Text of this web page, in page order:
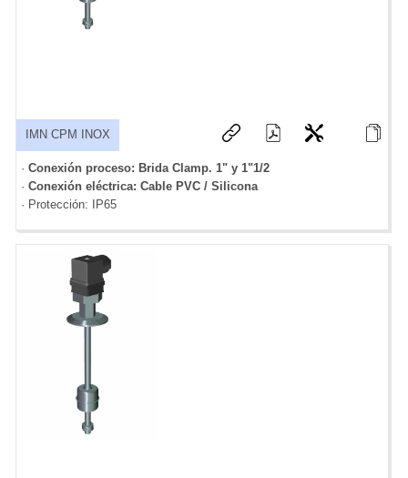
IMN CPM INOX
· Conexión proceso: Brida Clamp. 1" y 1"1/2
· Conexión eléctrica: Cable PVC / Silicona
· Protección: IP65